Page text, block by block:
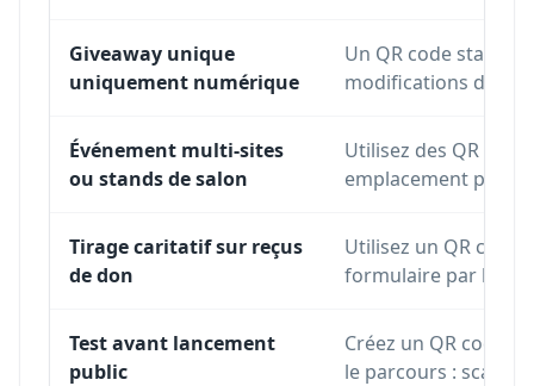
Giveaway unique
uniquement numérique
Un QR code
modifications de
Événement multi-sites
ou stands de salon
Utilisez des QR
emplacement pour
Tirage caritatif sur reçus
de don
Utilisez un QR
formulaire par
Test avant lancement
public
Créez un QR code
le parcours : scan,